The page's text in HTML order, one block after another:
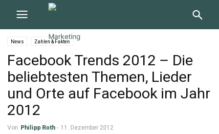
News Zahlen & Fakten
Facebook Trends 2012 – Die
beliebtesten Themen, Lieder
und Orte auf Facebook im Jahr
2012
Von Philipp Roth - 11. Dezember 2012